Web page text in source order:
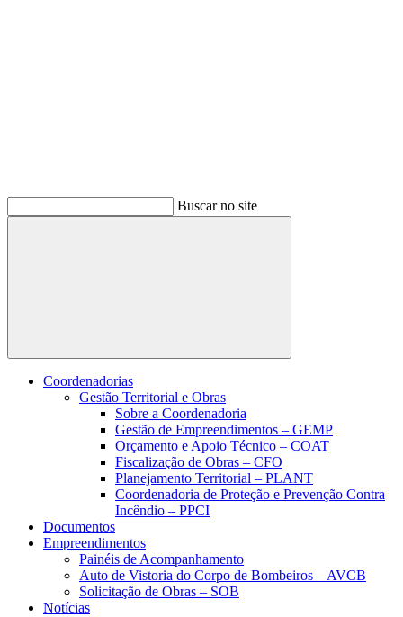
Buscar no site
Buscar
Coordenadorias
Gestão Territorial e Obras
Sobre a Coordenadoria
Gestão de Empreendimentos – GEMP
Orçamento e Apoio Técnico – COAT
Fiscalização de Obras – CFO
Planejamento Territorial – PLANT
Coordenadoria de Proteção e Prevenção Contra
Incêndio – PPCI
Documentos
Empreendimentos
Painéis de Acompanhamento
Auto de Vistoria do Corpo de Bombeiros – AVCB
Solicitação de Obras – SOB
Notícias